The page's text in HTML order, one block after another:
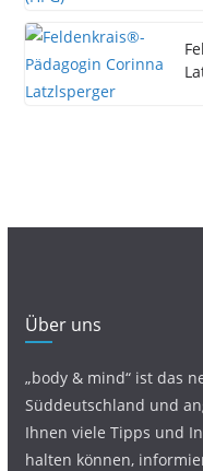
Über uns
„body & mind“ ist das
Süddeutschland und
Ihnen viele Tipps und
halten können,